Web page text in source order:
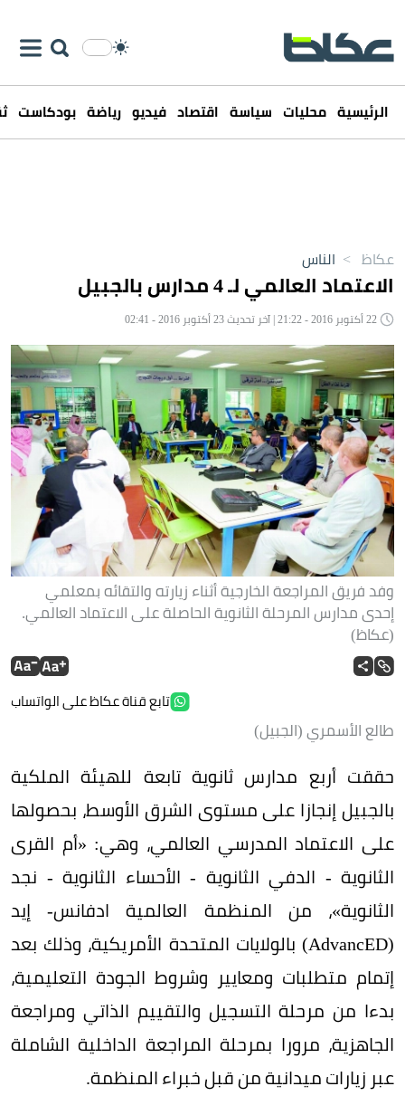
الرئيسية محليات سياسة اقتصاد فيديو رياضة بودكاست
عكاظ > الناس
الاعتماد العالمي لـ 4 مدارس بالجبيل
وفد فريق المراجعة الخارجية أثناء زيارته والتقائه بمعلمي
إحدى مدارس المرحلة الثانوية الحاصلة على الاعتماد العالمي.
(عكاظ)
تابع قناة عكاظ على الواتساب
طالع الأسمري (الجبيل)
حققت أربع مدارس ثانوية تابعة للهيئة الملكية
بالجبيل إنجازا على مستوى الشرق الأوسط، بحصولها
على الاعتماد المدرسي العالمي، وهي: «أم القرى
الثانوية - الدفي الثانوية - الأحساء الثانوية - نجد
الثانوية»، من المنظمة العالمية ادفانس- إيد
(AdvancED) بالولايات المتحدة الأمريكية، وذلك بعد
إتمام متطلبات ومعايير وشروط الجودة التعليمية،
بدءا من مرحلة التسجيل والتقييم الذاتي ومراجعة
الجاهزية، مرورا بمرحلة المراجعة الداخلية الشاملة
عبر زيارات ميدانية من قبل خبراء المنظمة.